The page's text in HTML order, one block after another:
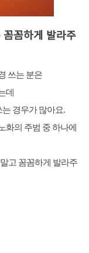
꼼하게 발라주
쓰는 분은
데
경우가 많아요.
화의 주범 중 하나에
고 꼼꼼하게 발라주